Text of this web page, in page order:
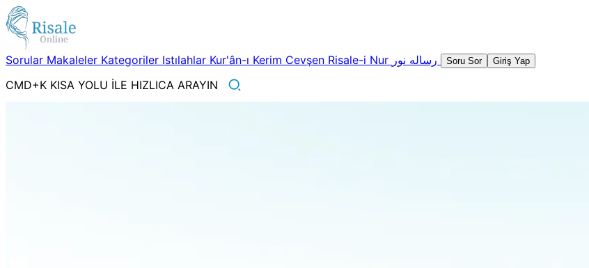
Sorular Makaleler Kategoriler Istılahlar Kur'ân-ı Kerim Cevşen Risale-i Nur Soru Sor Giriş Yap
CMD+K KISA YOLU İLE HIZLICA ARAYIN